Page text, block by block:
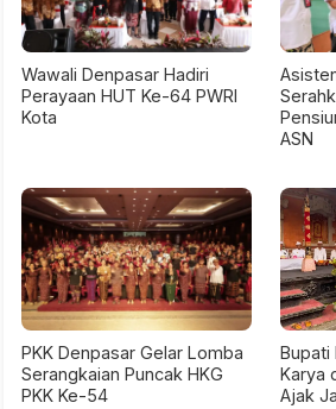
Wawali Denpasar Hadiri
Perayaan HUT Ke-64 PWRI
Kota
ASN
PKK Denpasar Gelar Lomba
Serangkaian Puncak HKG
PKK Ke-54
Bupati
Karya
Ajak